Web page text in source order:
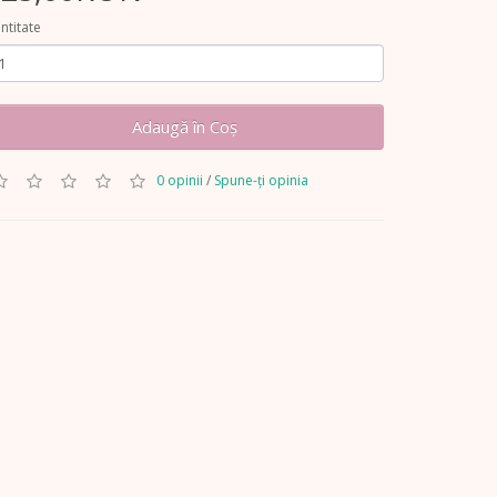
Adaugă în Coş
0 opinii / Spune-ţi opinia